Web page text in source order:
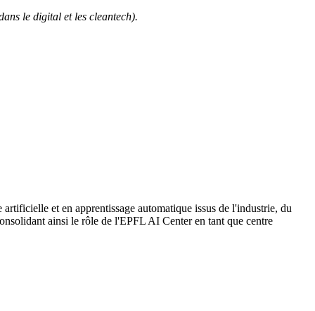
le digital et les cleantech).
et en apprentissage automatique issus de l'industrie, du
ainsi le rôle de l'EPFL AI Center en tant que centre